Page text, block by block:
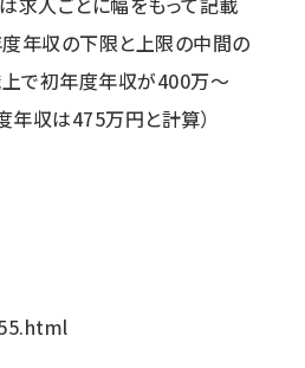
年収の下限と上限の中間の
上で初年度年収が400万～
年収は475万円と計算）